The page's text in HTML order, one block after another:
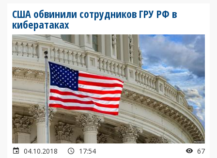
США обвинили сотрудников ГРУ РФ в
кибератаках‍
04.10.2018 17:54 67